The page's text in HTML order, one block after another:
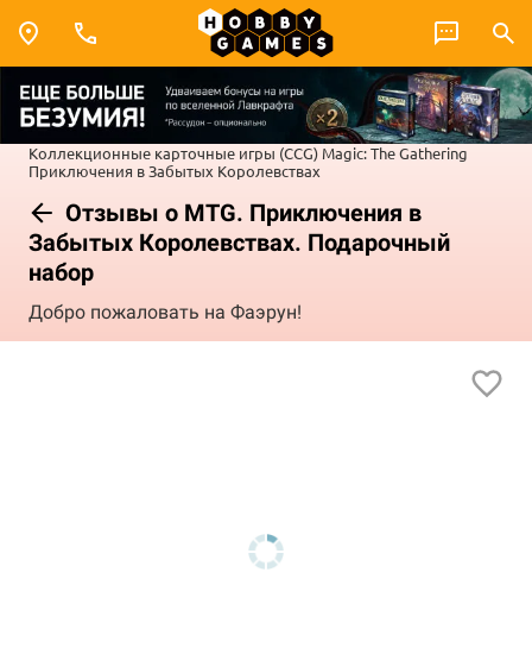
Коллекционные карточные игры (CCG) Magic: The Gathering
Приключения в Забытых Королевствах
Отзывы о MTG. Приключения в
Забытых Королевствах. Подарочный
набор
Добро пожаловать на Фаэрун!